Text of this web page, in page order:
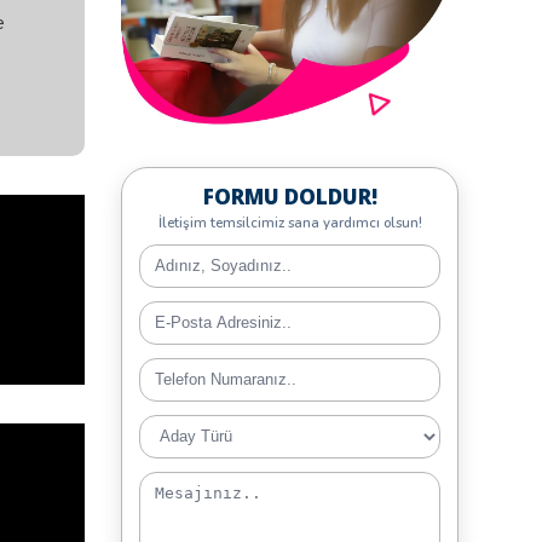
FORMU DOLDUR!
İletişim temsilcimiz sana yardımcı olsun!